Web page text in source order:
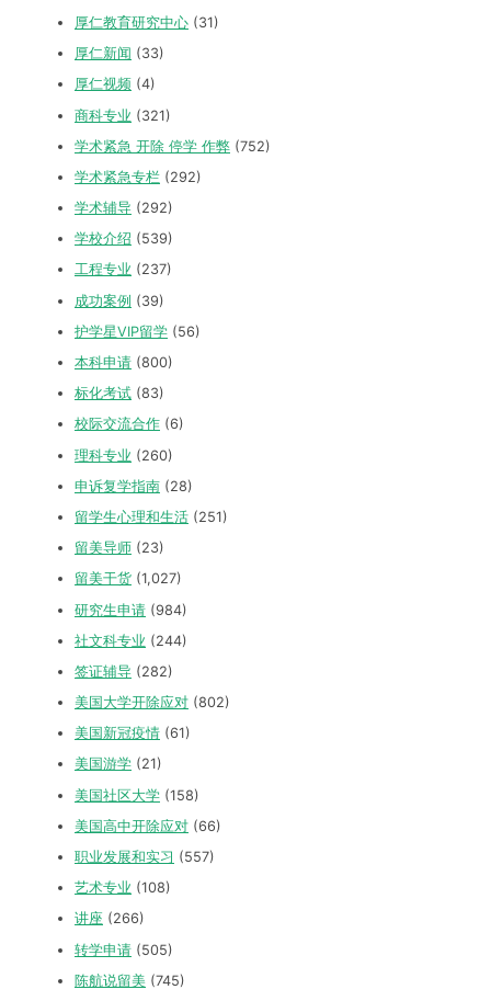
厚仁教育研究中心 (31)
厚仁新闻 (33)
厚仁视频 (4)
商科专业 (321)
学术紧急 开除 停学 作弊 (752)
学术紧急专栏 (292)
学术辅导 (292)
学校介绍 (539)
工程专业 (237)
成功案例 (39)
护学星VIP留学 (56)
本科申请 (800)
标化考试 (83)
校际交流合作 (6)
理科专业 (260)
申诉复学指南 (28)
留学生心理和生活 (251)
留美导师 (23)
留美干货 (1,027)
研究生申请 (984)
社文科专业 (244)
签证辅导 (282)
美国大学开除应对 (802)
美国新冠疫情 (61)
美国游学 (21)
美国社区大学 (158)
美国高中开除应对 (66)
职业发展和实习 (557)
艺术专业 (108)
讲座 (266)
转学申请 (505)
陈航说留美 (745)